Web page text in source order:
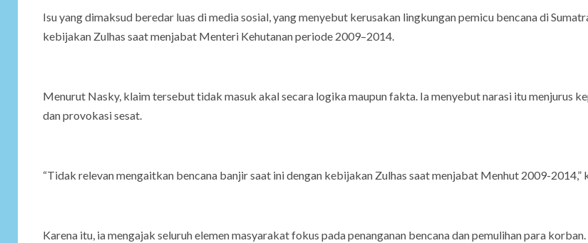
Isu yang dimaksud beredar luas di media sosial, yang menyebut kerusakan lingkungan pemicu bencana di
kebijakan Zulhas saat menjabat Menteri Kehutanan periode 2009–2014.
Menurut Nasky, klaim tersebut tidak masuk akal secara logika maupun fakta. Ia menyebut narasi itu menjurus
dan provokasi sesat.
“Tidak relevan mengaitkan bencana banjir saat ini dengan kebijakan Zulhas saat menjabat Menhut 2009-2014,”
Karena itu, ia mengajak seluruh elemen masyarakat fokus pada penanganan bencana dan pemulihan para korban.